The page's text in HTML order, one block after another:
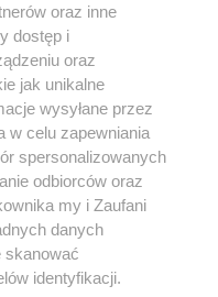
Youtube
oraz inne
dostęp i
oraz
jak unikalne
wysyłane przez
w celu zapewniania
spersonalizowanych
odbiorców oraz
my i Zaufani
danych
skanować
identyfikacji.